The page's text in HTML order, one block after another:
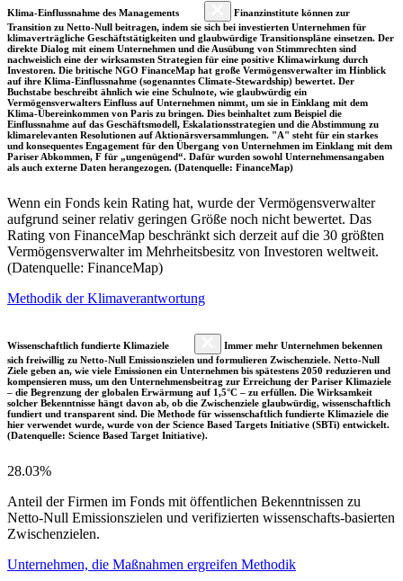
Klima-Einflussnahme des Managements
Finanzinstitute können zur
Transition zu Netto-Null beitragen, indem sie sich bei investierten Unternehmen für
klimaverträgliche Geschäftstätigkeiten und glaubwürdige Transitionspläne einsetzen. Der
direkte Dialog mit einem Unternehmen und die Ausübung von Stimmrechten sind
nachweislich eine der wirksamsten Strategien für eine positive Klimawirkung durch
Investoren. Die britische NGO FinanceMap hat große Vermögensverwalter im Hinblick
auf ihre Klima-Einflussnahme (sogenanntes Climate-Stewardship) bewertet. Der
Buchstabe beschreibt ähnlich wie eine Schulnote, wie glaubwürdig ein
Vermögensverwalters Einfluss auf Unternehmen nimmt, um sie in Einklang mit dem
Klima-Übereinkommen von Paris zu bringen. Dies beinhaltet zum Beispiel die
Einflussnahme auf das Geschäftsmodell, Eskalationsstrategien und die Abstimmung zu
klimarelevanten Resolutionen auf Aktionärsversammlungen. "A" steht für ein starkes
und konsequentes Engagement für den Übergang von Unternehmen im Einklang mit dem
Pariser Abkommen, F für „ungenügend“. Dafür wurden sowohl Unternehmensangaben
als auch externe Daten herangezogen. (Datenquelle: FinanceMap)
Wenn ein Fonds kein Rating hat, wurde der Vermögensverwalter
aufgrund seiner relativ geringen Größe noch nicht bewertet. Das
Rating von FinanceMap beschränkt sich derzeit auf die 30 größten
Vermögensverwalter im Mehrheitsbesitz von Investoren weltweit.
(Datenquelle: FinanceMap)
Methodik der Klimaverantwortung
Wissenschaftlich fundierte Klimaziele
Immer mehr Unternehmen bekennen
sich freiwillig zu Netto-Null Emissionszielen und formulieren Zwischenziele. Netto-Null
Ziele geben an, wie viele Emissionen ein Unternehmen bis spätestens 2050 reduzieren und
kompensieren muss, um den Unternehmensbeitrag zur Erreichung der Pariser Klimaziele
– die Begrenzung der globalen Erwärmung auf 1,5°C – zu erfüllen. Die Wirksamkeit
solcher Bekenntnisse hängt davon ab, ob die Zwischenziele glaubwürdig, wissenschaftlich
fundiert und transparent sind. Die Methode für wissenschaftlich fundierte Klimaziele die
hier verwendet wurde, wurde von der Science Based Targets Initiative (SBTi) entwickelt.
(Datenquelle: Science Based Target Initiative).
28.03%
Anteil der Firmen im Fonds mit öffentlichen Bekenntnissen zu
Netto-Null Emissionszielen und verifizierten wissenschafts-basierten
Zwischenzielen.
Unternehmen, die Maßnahmen ergreifen Methodik